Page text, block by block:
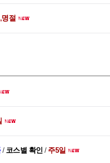
절
/ 코스별 확인 / 주5일